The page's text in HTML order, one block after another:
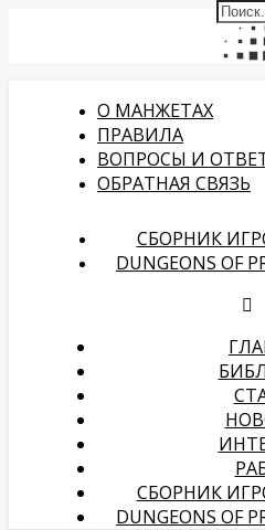
О МАНЖЕТАХ
ПРАВИЛА
ВОПРОСЫ И
ОБРАТНАЯ СВЯЗЬ
СБОРНИК
DUNGEONS OF
СБОРНИК
DUNGEONS OF